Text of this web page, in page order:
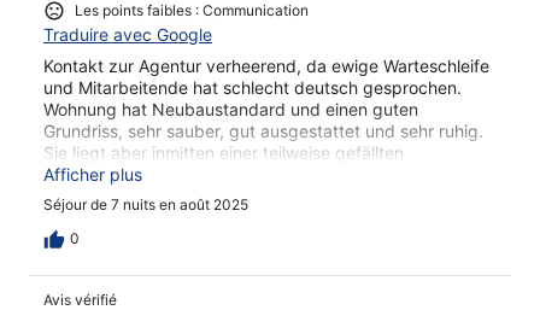
Les points faibles : Communication
Traduire avec Google
Kontakt zur Agentur verheerend, da ewige Warteschleife
und Mitarbeitende hat schlecht deutsch gesprochen.
Wohnung hat Neubaustandard und einen guten
Grundriss, sehr sauber, gut ausgestattet und sehr ruhig.
Sie liegt aber inmitten einer teilweise gefällten
Christbaumplantage mit sehr vielen Stechmücken. Nur
mit Mückenschutzgittern an allen öffenbaren Fenstern
bliebe man vor ihnen verschont!
Afficher plus
Séjour de 7 nuits en août 2025
0
Avis vérifié